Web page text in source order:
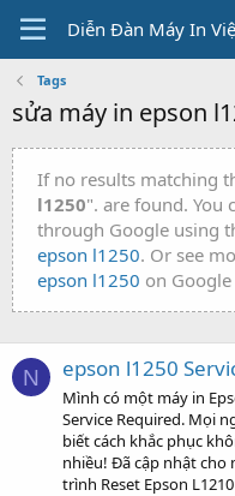
Diễn Đàn Máy In
Tags
sửa máy in epson
If no results matching
l1250". are found. You
through Google using
epson l1250. Or see
epson l1250 on Google
N epson l1250
Mình có một máy in
Service Required. Mọi
biết cách khắc phục
nhiều! Đã cập nhật cho
trình Reset Epson